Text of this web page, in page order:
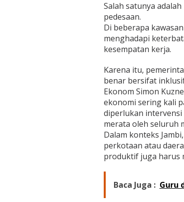
Salah satunya
pedesaan.
Di beberapa
menghadapi
kesempatan kerja.
Karena itu,
benar bersifat
Ekonom Simon
ekonomi sering kali
diperlukan
merata oleh seluruh
Dalam konteks
perkotaan atau
produktif juga harus
Baca Juga : Guru